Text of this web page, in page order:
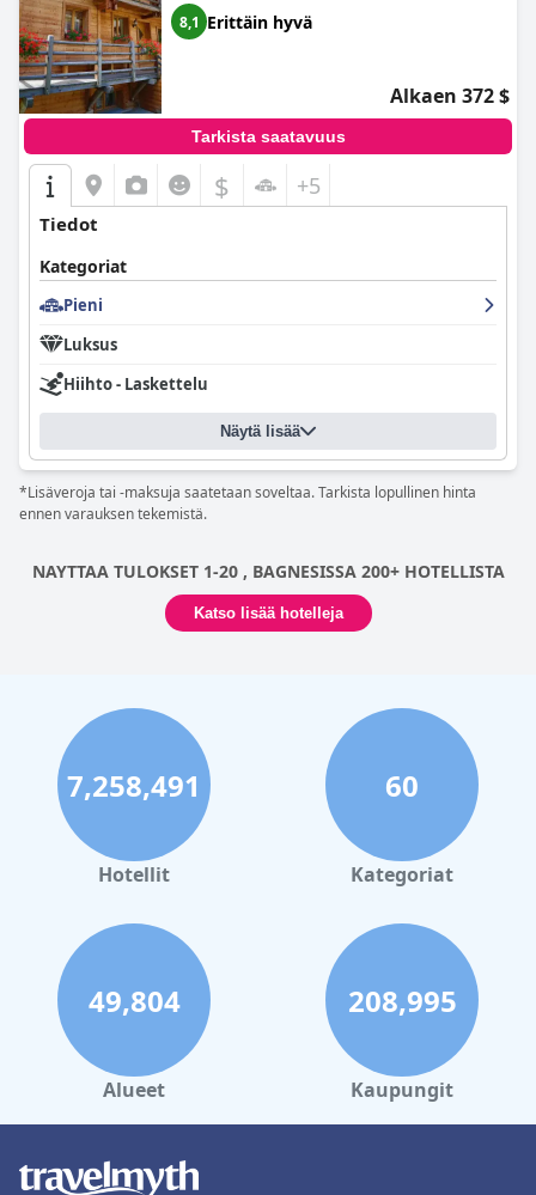
8,1 Erittäin hyvä
Alkaen 372 $
Tarkista saatavuus
$ +5
Tiedot
Kategoriat
Pieni
Luksus
Hiihto - Laskettelu
Näytä lisää
*Lisäveroja tai -maksuja saatetaan soveltaa. Tarkista lopullinen hinta
ennen varauksen tekemistä.
NAYTTAA TULOKSET 1-20 , BAGNESISSA 200+ HOTELLISTA
Katso lisää hotelleja
7,258,491
Hotellit
60
Kategoriat
49,804
Alueet
208,995
Kaupungit